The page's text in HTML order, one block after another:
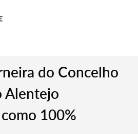
do Concelho
Alentejo
100%